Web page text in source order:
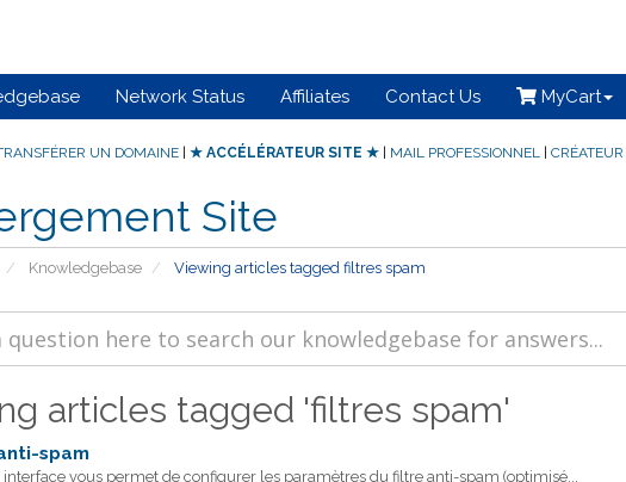
Network Status Affiliates Contact Us MyCart
UN DOMAINE| ★ ACCÉLÉRATEUR SITE ★| MAIL PROFESSIONNEL|
Site
Knowledgebase Viewing articles tagged filtres spam
articles tagged 'filtres spam'
spam
interface vous permet de configurer les paramètres du filtre anti-spam (optimisé...